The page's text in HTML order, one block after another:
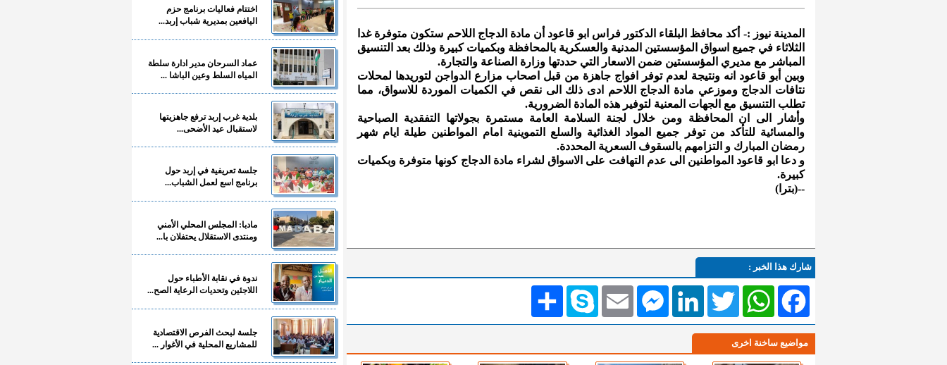
المدينة نيوز :- أكد محافظ البلقاء الدكتور فراس ابو قاعود أن مادة الدجاج اللاحم ستكون متوفرة غدا
الثلاثاء في جميع اسواق المؤسستين المدنية والعسكرية بالمحافظة وبكميات كبيرة وذلك بعد التنسيق
المباشر مع مديري المؤسستين ضمن الاسعار التي حددتها وزارة الصناعة والتجارة.
وبين أبو قاعود انه ونتيجة لعدم توفر افواج جاهزة من قبل اصحاب مزارع الدواجن لتوريدها لمحلات
نتافات الدجاج وموزعي مادة الدجاج اللاحم ادى ذلك الى نقص في الكميات الموردة للاسواق، مما
تطلب التنسيق مع الجهات المعنية لتوفير هذه المادة الضرورية.
وأشار الى ان المحافظة ومن خلال لجنة السلامة العامة مستمرة بجولاتها التفقدية الصباحية
والمسائية للتأكد من توفر جميع المواد الغذائية والسلع التموينية امام المواطنين طيلة ايام شهر
رمضان المبارك و التزامهم بالسقوف السعرية المحددة.
و دعا ابو قاعود المواطنين الى عدم التهافت على الاسواق لشراء مادة الدجاج كونها متوفرة وبكميات
كبيرة.
--(بترا)
شارك هذا الخبر :
انشر Skype EmailMessengerLinkedIn TwitterWhatsAppFacebook
مواضيع ساخنة اخرى
اختتام فعاليات برنامج حزم
اليافعين بمديرية شباب إربد...
عماد السرحان مدير ادارة سلطة
المياه السلط وعين الباشا ...
بلدية غرب إربد ترفع جاهزيتها
لاستقبال عيد الأضحى...
جلسة تعريفية في إربد حول
برنامج اسع لعمل الشباب...
مادبا: المجلس المحلي الأمني
ومنتدى الاستقلال يحتفلان با...
ندوة في نقابة الأطباء حول
اللاجئين وتحديات الرعاية الصح...
جلسة لبحث الفرص الاقتصادية
للمشاريع المحلية في الأغوار ...